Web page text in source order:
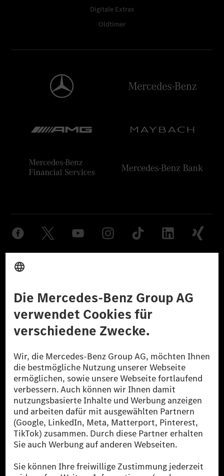
Digitale Extras
Oldtimer
© 2026 Mercedes-Benz Group AG. Alle Rechte vorbehalten.
reduzierte CO₂-Emissionen bei der Mercedes-Benz Group durch
zertifizierte Ausgleichsprojekte kompensiert werden.
[2] Renewable Charging ist ein integraler Bestandteil von MB.CHARGE
Public in Europa, den USA, Kanada und China. Sofern an der jeweiligen
Ladestation noch kein Strom aus erneuerbaren Energien vorliegt,
verwendet Renewable Charging Grünstromzertifikate*. Diese stellen
sicher, dass für Ladevorgänge über MB.CHARGE Public eine äquivalente
Strommenge aus erneuerbaren Energien ins Stromnetz eingespeist wird.
Sie stammen ausschließlich aus Wind- und Solarkraftanlagen, die jünger
als sechs Jahre sind.
* Inkl. EKOenergy Ökolabel
* Die angegebenen Werte wurden nach dem vorgeschriebenen
Messverfahren WLTP (Worldwide harmonised Light vehicles Test